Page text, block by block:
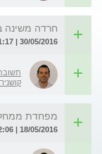
חרדה משינה
30/05/2016 | 01:17 | מאת: מיכל
קושניר
מפחדת
18/05/2016 | 22:06 | מאת: חן